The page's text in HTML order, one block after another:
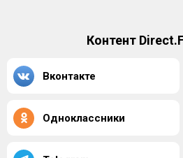
Контент
Вконтакте
Одноклассники